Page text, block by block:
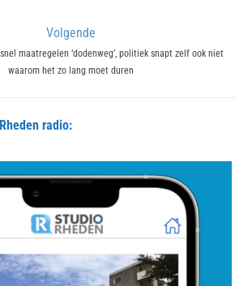
Volgende
maatregelen ‘dodenweg’, politiek snapt zelf ook niet
waarom het zo lang moet duren
radio: